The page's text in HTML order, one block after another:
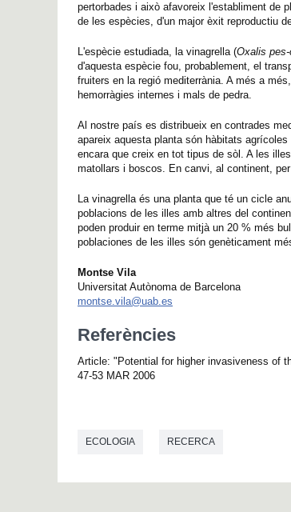
pertorbades i això afavoreix l'establiment de
de les espècies, d'un major èxit reproductiu
L'espècie estudiada, la vinagrella (Oxalis
d'aquesta espècie fou, probablement, el
fruiters en la regió mediterrània. A més a
hemorràgies internes i mals de pedra.
Al nostre país es distribueix en contrades
apareix aquesta planta són hàbitats
encara que creix en tot tipus de sòl. A les
matollars i boscos. En canvi, al continent,
La vinagrella és una planta que té un cicle
poblacions de les illes amb altres del
poden produir en terme mitjà un 20 % més
poblaciones de les illes són genèticament
Montse Vila
Universitat Autònoma de Barcelona
montse.vila@uab.es
Referències
Article: "Potential for higher invasiveness of
47-53 MAR 2006
ECOLOGIA RECERCA